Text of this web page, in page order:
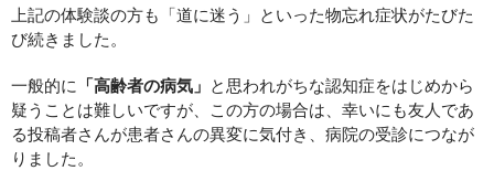
上記の体験談の方も「道に迷う」といった物忘れ症状がたびた
び続きました。
一般的に 「高齢者の病気」 と思われがちな認知症をはじめから
疑うことは難しいですが、この方の場合は、幸いにも友人であ
る投稿者さんが患者さんの異変に気付き、病院の受診につなが
りました。